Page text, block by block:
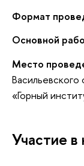
Формат
Основной
Место
«Горный
Участие